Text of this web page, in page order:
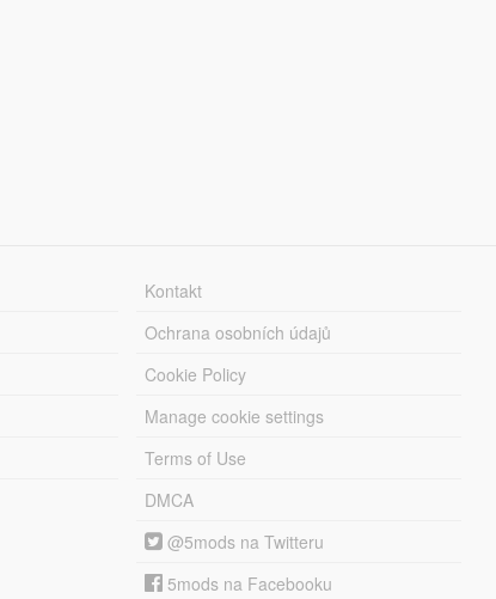
Kontakt
Ochrana osobních údajů
Cookie Policy
Manage cookie settings
Terms of Use
DMCA
@5mods na Twitteru
5mods na Facebooku